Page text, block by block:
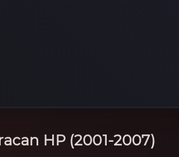
HP (2001-2007)